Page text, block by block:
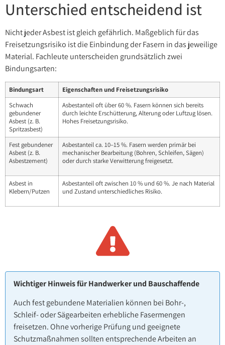
Unterschied entscheidend ist
Nicht jeder Asbest ist gleich gefährlich. Maßgeblich für das
Freisetzungsrisiko ist die Einbindung der Fasern in das jeweilige
Material. Fachleute unterscheiden grundsätzlich zwei
Bindungsarten:
Bindungsart
Eigenschaften und Freisetzungsrisiko
Schwach
gebundener
Asbest (z. B.
Spritzasbest)
Asbestanteil oft über 60 %. Fasern können sich bereits
durch leichte Erschütterung, Alterung oder Luftzug lösen.
Hohes Freisetzungsrisiko.
Fest gebundener
Asbest (z. B.
Asbestzement)
Asbestanteil ca. 10–15 %. Fasern werden primär bei
mechanischer Bearbeitung (Bohren, Schleifen, Sägen)
oder durch starke Verwitterung freigesetzt.
Asbest in
Klebern/Putzen
Asbestanteil oft zwischen 10 % und 60 %. Je nach Material
und Zustand unterschiedliches Risiko.
Wichtiger Hinweis für Handwerker und Bauschaffende
Auch fest gebundene Materialien können bei Bohr-,
Schleif- oder Sägearbeiten erhebliche Fasermengen
freisetzen. Ohne vorherige Prüfung und geeignete
Schutzmaßnahmen sollten entsprechende Arbeiten an